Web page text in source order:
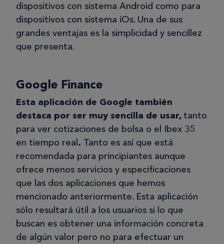
dispositivos con sistema Android como para
dispositivos con sistema iOs. Una de sus
grandes ventajas es la simplicidad y sencillez
que presenta.
Google Finance
Esta aplicación de Google también
destaca por ser muy sencilla de usar, tanto
para ver cotizaciones de bolsa o el Ibex 35
en tiempo real. Tanto es así que está
recomendada para principiantes aunque
ofrece menos servicios y especificaciones
que las dos aplicaciones que hemos
mencionado anteriormente. Esta aplicación
sólo resultará útil a los usuarios si lo que
buscan es obtener una información concreta
de algún valor pero no para efectuar un